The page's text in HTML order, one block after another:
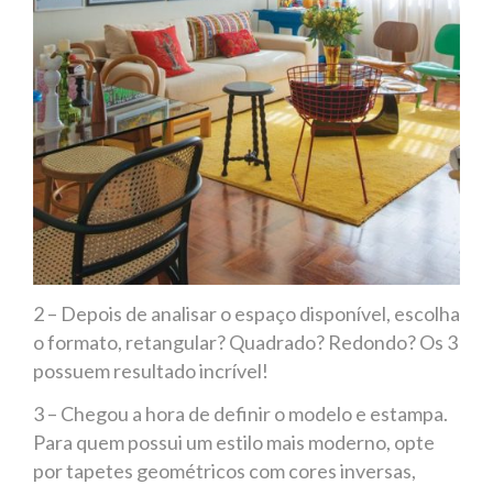
2 – Depois de analisar o espaço disponível, escolha
o formato, retangular? Quadrado? Redondo? Os 3
possuem resultado incrível!
3 – Chegou a hora de definir o modelo e estampa.
Para quem possui um estilo mais moderno, opte
por tapetes geométricos com cores inversas,